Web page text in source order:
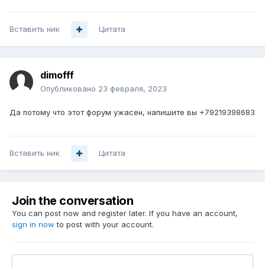
Вставить ник Цитата
dimofff
Опубликовано 23 февраля, 2023
Да потому что этот форум ужасен, напишите вы +79219398683
Вставить ник Цитата
Join the conversation
You can post now and register later. If you have an account,
sign in now to post with your account.